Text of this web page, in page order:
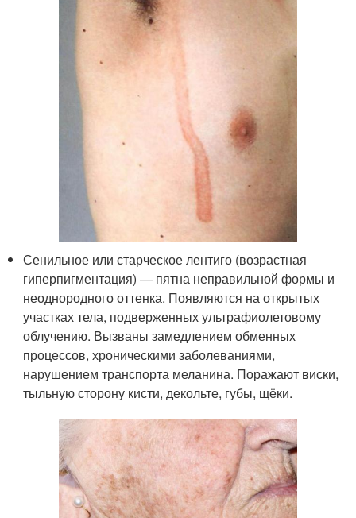
Сенильное или старческое лентиго (возрастная
гиперпигментация) — пятна неправильной формы и
неоднородного оттенка. Появляются на открытых
участках тела, подверженных ультрафиолетовому
облучению. Вызваны замедлением обменных
процессов, хроническими заболеваниями,
нарушением транспорта меланина. Поражают виски,
тыльную сторону кисти, декольте, губы, щёки.